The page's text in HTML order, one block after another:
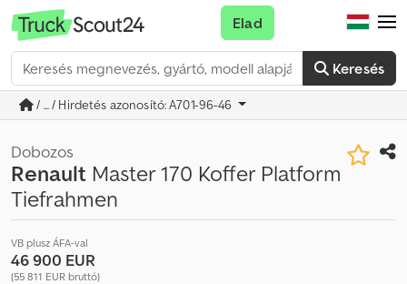
Keresés
Elad
/ ... / Hirdetés azonosító: A701-96-46
Dobozos
Renault Master 170 Koffer Platform
Tiefrahmen
VB plusz ÁFA-val
46 900 EUR
(55 811 EUR bruttó)